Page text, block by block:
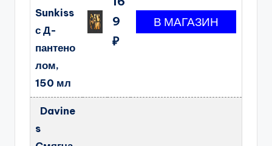
Sunkiss
с Д-
пантено
лом,
150 мл
9
₽
Davine
s